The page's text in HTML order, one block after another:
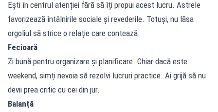
Ești în centrul atenției fără să îți propui acest lucru. Astrele
favorizează întâlnirile sociale și revederile. Totuși, nu lăsa
orgoliul să strice o relație care contează.
Fecioară
Zi bună pentru organizare și planificare. Chiar dacă este
weekend, simți nevoia să rezolvi lucruri practice. Ai grijă să nu
devii prea critic cu cei din jur.
Balanță